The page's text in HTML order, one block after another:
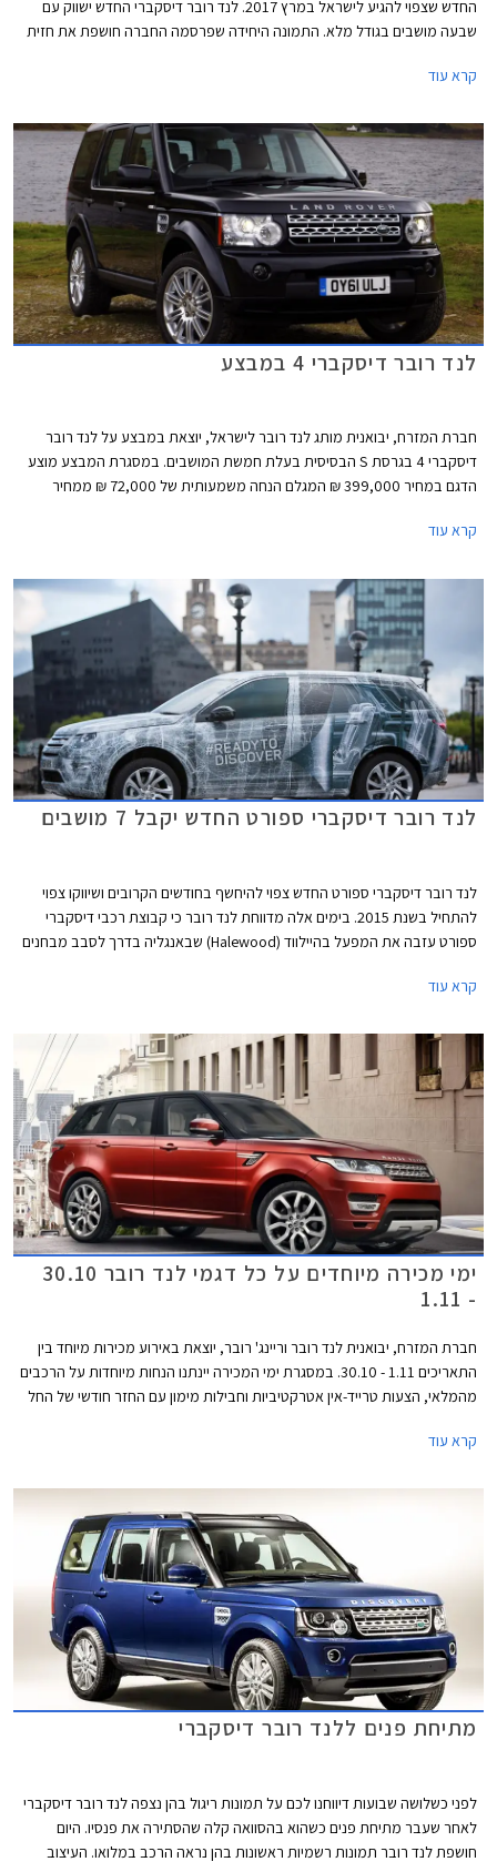
החדש שצפוי להגיע לישראל במרץ 2017. לנד רובר דיסקברי החדש ישווק עם
שבעה מושבים בגודל מלא. התמונה היחידה שפרסמה החברה חושפת את חזית
יום LED. הגריל התכנס לטובת כונסי אוויר מוגדלים ופגוש מאסיבי מבעבר,
דיסקברי הנוכחי. הקו העיצובי החדש תואם את שפת העיצוב שהוצגה עם לנד
רובר דיסקברי ספורט החדש.
קרא עוד
לנד רובר דיסקברי 4 במבצע
חברת המזרח, יבואנית מותג לנד רובר לישראל, יוצאת במבצע על לנד רובר
דיסקברי 4 בגרסת S הבסיסית בעלת חמשת המושבים. במסגרת המבצע מוצע
הדגם במחיר 399,000 ₪ המגלם הנחה משמעותית של 72,000 ₪ ממחיר
קרא עוד
לנד רובר דיסקברי ספורט החדש יקבל 7 מושבים
לנד רובר דיסקברי ספורט החדש צפוי להיחשף בחודשים הקרובים ושיווקו צפוי
להתחיל בשנת 2015. בימים אלה מדווחת לנד רובר כי קבוצת רכבי דיסקברי
ספורט עזבה את המפעל בהיילווד (Halewood) שבאנגליה בדרך לסבב מבחנים
שעוצבה על מנת לחשוף פרט נוסף אודות הרכב החדש - שורת מושבים שלישית
קרא עוד
ימי מכירה מיוחדים על כל דגמי לנד רובר 30.10
- 1.11
חברת המזרח, יבואנית לנד רובר וריינג' רובר, יוצאת באירוע מכירות מיוחד בין
התאריכים 1.11 - 30.10. במסגרת ימי המכירה יינתנו הנחות מיוחדות על הרכבים
מהמלאי, הצעות טרייד-אין אטרקטיביות וחבילות מימון עם החזר חודשי של החל
קרא עוד
מתיחת פנים ללנד רובר דיסקברי
לפני כשלושה שבועות דיווחנו לכם על תמונות ריגול בהן נצפה לנד רובר דיסקברי
לאחר שעבר מתיחת פנים כשהוא בהסוואה קלה שהסתירה את פנסיו. היום
חושפת לנד רובר תמונות רשמיות ראשונות בהן נראה הרכב במלואו. העיצוב